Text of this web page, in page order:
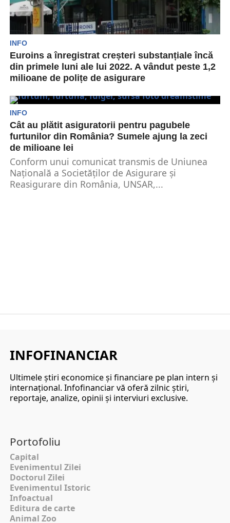
INFO
Euroins a înregistrat creșteri substanțiale încă
din primele luni ale lui 2022. A vândut peste 1,2
milioane de polițe de asigurare
de șoferi asigurați, o companie specializată în...
INFO
Cât au plătit asiguratorii pentru pagubele
furtunilor din România? Sumele ajung la zeci
de milioane lei
Conform unui comunicat transmis de Uniunea
Națională a Societăților de Asigurare și
Reasigurare din România, UNSAR,...
INFOFINANCIAR
Ultimele ştiri economice şi financiare pe plan intern şi
internaţional. Infofinanciar vă oferă zilnic ştiri,
reportaje, analize, opinii şi interviuri exclusive.
Portofoliu
Capital
Evenimentul Zilei
Doctorul Zilei
Evenimentul Istoric
Infoactual
Editura de carte
Animal Zoo